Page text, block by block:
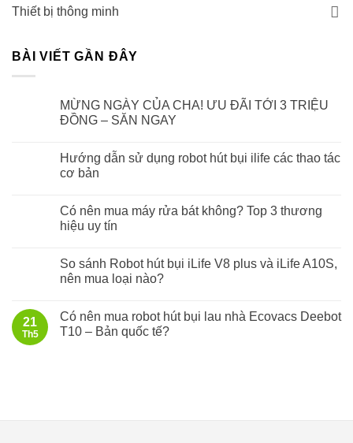
Thiết bị thông minh
BÀI VIẾT GẦN ĐÂY
MỪNG NGÀY CỦA CHA! ƯU ĐÃI TỚI 3 TRIỆU
ĐỒNG – SĂN NGAY
Hướng dẫn sử dụng robot hút bụi ilife các thao tác
cơ bản
Có nên mua máy rửa bát không? Top 3 thương
hiệu uy tín
So sánh Robot hút bụi iLife V8 plus và iLife A10S,
nên mua loại nào?
21
Th5
Có nên mua robot hút bụi lau nhà Ecovacs Deebot
T10 – Bản quốc tế?